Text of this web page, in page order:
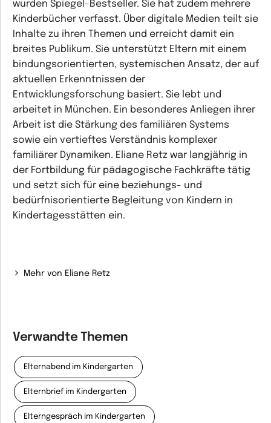
wurden Spiegel-Bestseller. Sie hat zudem mehrere
Kinderbücher verfasst. Über digitale Medien teilt sie
Inhalte zu ihren Themen und erreicht damit ein
breites Publikum. Sie unterstützt Eltern mit einem
bindungsorientierten, systemischen Ansatz, der auf
aktuellen Erkenntnissen der
Entwicklungsforschung basiert. Sie lebt und
arbeitet in München. Ein besonderes Anliegen ihrer
Arbeit ist die Stärkung des familiären Systems
sowie ein vertieftes Verständnis komplexer
familiärer Dynamiken. Eliane Retz war langjährig in
der Fortbildung für pädagogische Fachkräfte tätig
und setzt sich für eine beziehungs- und
bedürfnisorientierte Begleitung von Kindern in
Kindertagesstätten ein.
Mehr von Eliane Retz
Verwandte Themen
Elternabend im Kindergarten
Elternbrief im Kindergarten
Elterngespräch im Kindergarten